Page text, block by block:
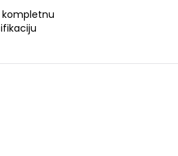
kompletnu